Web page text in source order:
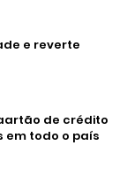
e reverte
de crédito
em todo o país